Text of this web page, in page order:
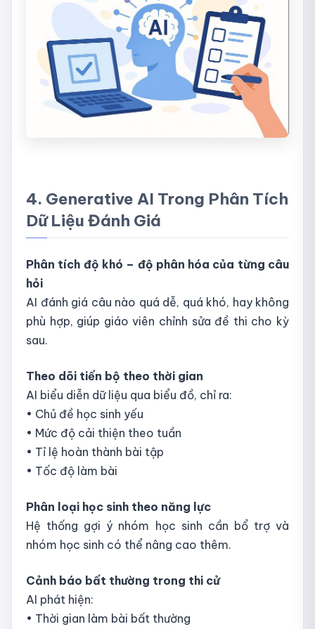
4. Generative AI Trong Phân Tích
Dữ Liệu Đánh Giá
Phân tích độ khó – độ phân hóa của từng câu
hỏi
AI đánh giá câu nào quá dễ, quá khó, hay không
phù hợp, giúp giáo viên chỉnh sửa đề thi cho kỳ
sau.
Theo dõi tiến bộ theo thời gian
AI biểu diễn dữ liệu qua biểu đồ, chỉ ra:
• Chủ đề học sinh yếu
• Mức độ cải thiện theo tuần
• Tỉ lệ hoàn thành bài tập
• Tốc độ làm bài
Phân loại học sinh theo năng lực
Hệ thống gợi ý nhóm học sinh cần bổ trợ và
nhóm học sinh có thể nâng cao thêm.
Cảnh báo bất thường trong thi cử
AI phát hiện:
• Thời gian làm bài bất thường